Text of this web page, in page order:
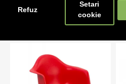
Refuz
Setari
cookie